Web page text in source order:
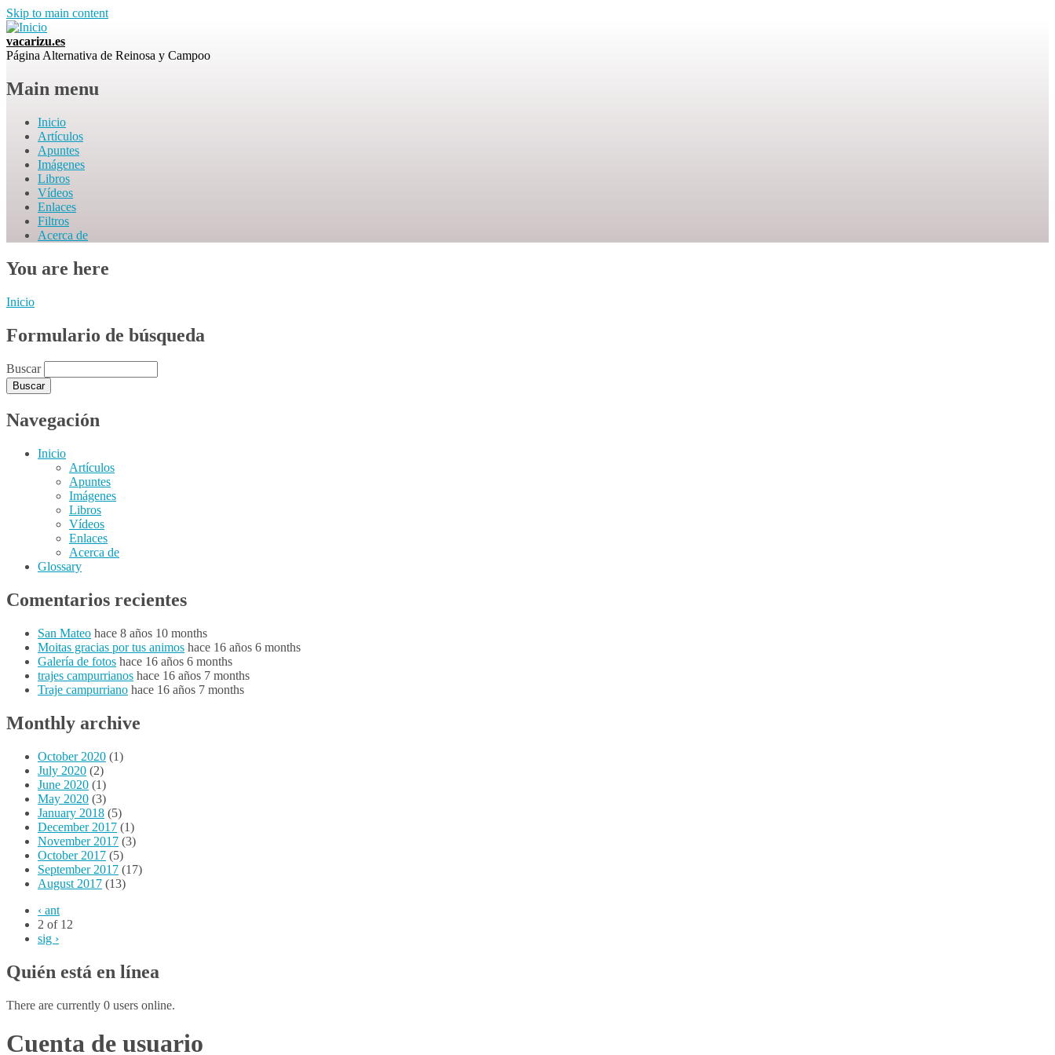
Skip to main content
vacarizu.es
Página Alternativa de Reinosa y Campoo
Main menu
Inicio
Artículos
Apuntes
Imágenes
Libros
Vídeos
Enlaces
Filtros
Acerca de
You are here
Inicio
Formulario de búsqueda
Buscar
Navegación
Inicio
Artículos
Apuntes
Imágenes
Libros
Vídeos
Enlaces
Acerca de
Glossary
Comentarios recientes
San Mateo hace 8 años 10 months
Moitas gracias por tus animos hace 16 años 6 months
Galería de fotos hace 16 años 6 months
trajes campurrianos hace 16 años 7 months
Traje campurriano hace 16 años 7 months
Monthly archive
October 2020 (1)
July 2020 (2)
June 2020 (1)
May 2020 (3)
January 2018 (5)
December 2017 (1)
November 2017 (3)
October 2017 (5)
September 2017 (17)
August 2017 (13)
‹ ant
2 of 12
sig ›
Quién está en línea
There are currently 0 users online.
Cuenta de usuario